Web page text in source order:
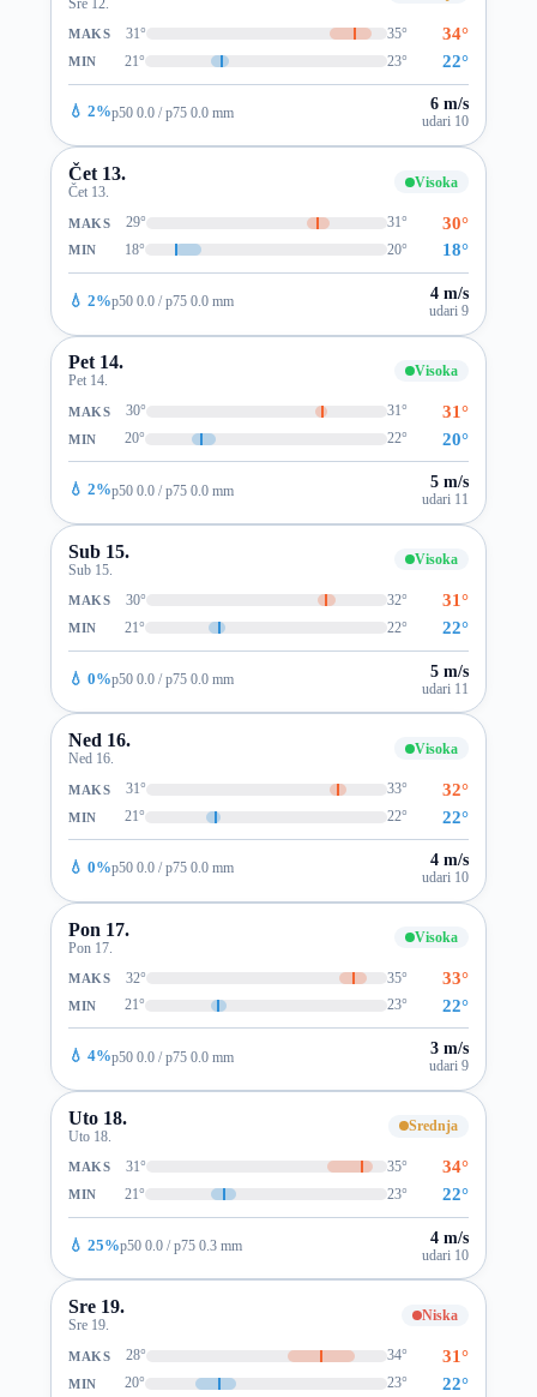
MAKS 31° 35° 34°
MIN 21° 23° 22°
💧 2%p50 0.0 / p75 0.0 mm 6 m/s
udari 10
Čet 13.
Čet 13.
Visoka
MAKS 29° 31° 30°
MIN 18° 20° 18°
💧 2%p50 0.0 / p75 0.0 mm 4 m/s
udari 9
Pet 14.
Pet 14.
Visoka
MAKS 30° 31° 31°
MIN 20° 22° 20°
💧 2%p50 0.0 / p75 0.0 mm 5 m/s
udari 11
Sub 15.
Sub 15.
Visoka
MAKS 30° 32° 31°
MIN 21° 22° 22°
💧 0%p50 0.0 / p75 0.0 mm 5 m/s
udari 11
Ned 16.
Ned 16.
Visoka
MAKS 31° 33° 32°
MIN 21° 22° 22°
💧 0%p50 0.0 / p75 0.0 mm 4 m/s
udari 10
Pon 17.
Pon 17.
Visoka
MAKS 32° 35° 33°
MIN 21° 23° 22°
💧 4%p50 0.0 / p75 0.0 mm 3 m/s
udari 9
Uto 18.
Uto 18.
Srednja
MAKS 31° 35° 34°
MIN 21° 23° 22°
💧 25%p50 0.0 / p75 0.3 mm 4 m/s
udari 10
Sre 19.
Sre 19.
Niska
MAKS 28° 34° 31°
MIN 20° 23° 22°